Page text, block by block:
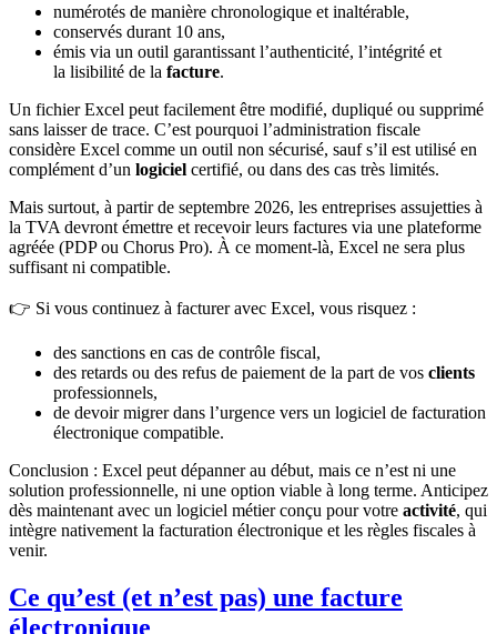
numérotés de manière chronologique et inaltérable,
conservés durant 10 ans,
émis via un outil garantissant l’authenticité, l’intégrité et
la lisibilité de la facture.
Un fichier Excel peut facilement être modifié, dupliqué ou supprimé
sans laisser de trace. C’est pourquoi l’administration fiscale
considère Excel comme un outil non sécurisé, sauf s’il est utilisé en
complément d’un logiciel certifié, ou dans des cas très limités.
Mais surtout, à partir de septembre 2026, les entreprises assujetties à
la TVA devront émettre et recevoir leurs factures via une plateforme
agréée (PDP ou Chorus Pro). À ce moment-là, Excel ne sera plus
suffisant ni compatible.
👉 Si vous continuez à facturer avec Excel, vous risquez :
des sanctions en cas de contrôle fiscal,
des retards ou des refus de paiement de la part de vos clients
professionnels,
de devoir migrer dans l’urgence vers un logiciel de facturation
électronique compatible.
Conclusion : Excel peut dépanner au début, mais ce n’est ni une
solution professionnelle, ni une option viable à long terme. Anticipez
dès maintenant avec un logiciel métier conçu pour votre activité, qui
intègre nativement la facturation électronique et les règles fiscales à
venir.
Ce qu’est (et n’est pas) une facture
électronique